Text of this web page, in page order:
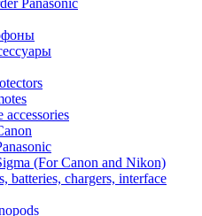
Panasonic
accessories
(For Canon and Nikon)
batteries, chargers, interface